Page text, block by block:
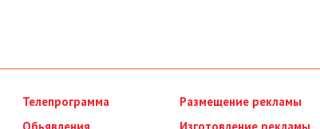
Телепрограмма
Размещение рекламы